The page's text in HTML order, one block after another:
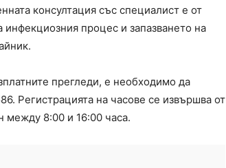
консултация със специалист е от
процес и запазването на
прегледи, е необходимо да
Регистрацията на часове се извършва от
между 8:00 и 16:00 часа.